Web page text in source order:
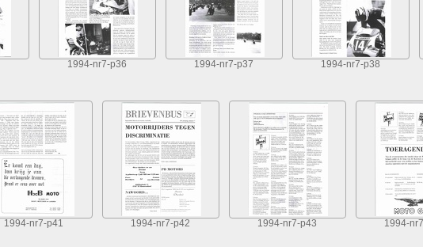
1994-nr7-p36 1994-nr7-p37 1994-nr7-p38
1994-nr7-p41 1994-nr7-p42 1994-nr7-p43 1994-